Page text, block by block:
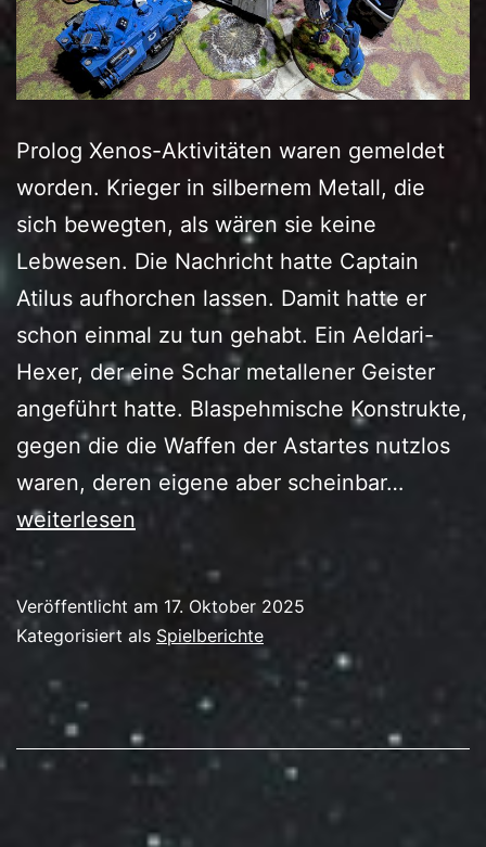
Prolog Xenos-Aktivitäten waren gemeldet
worden. Krieger in silbernem Metall, die
sich bewegten, als wären sie keine
Lebwesen. Die Nachricht hatte Captain
Atilus aufhorchen lassen. Damit hatte er
schon einmal zu tun gehabt. Ein Aeldari-
Hexer, der eine Schar metallener Geister
angeführt hatte. Blaspehmische Konstrukte,
gegen die die Waffen der Astartes nutzlos
waren, deren eigene aber scheinbar…
weiterlesen
Veröffentlicht am 17. Oktober 2025
Kategorisiert als Spielberichte